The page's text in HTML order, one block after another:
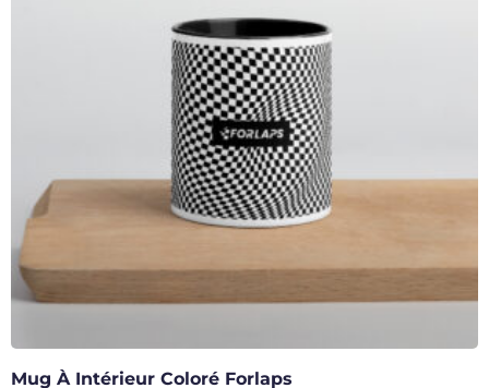
Mug À Intérieur Coloré Forlaps